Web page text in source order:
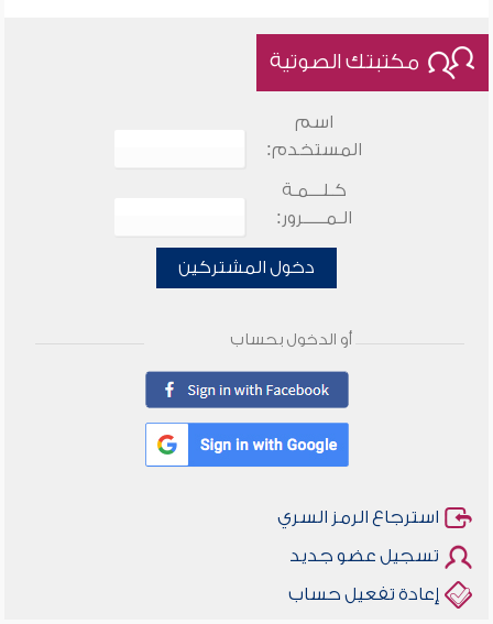
مكتبتك الصوتية
اسم
المستخدم:
كـلـــمـة
الـمـــــرور:
دخول المشتركين
أو الدخول بحساب
استرجاع الرمز السري
تسجيل عضو جديد
إعادة تفعيل حساب